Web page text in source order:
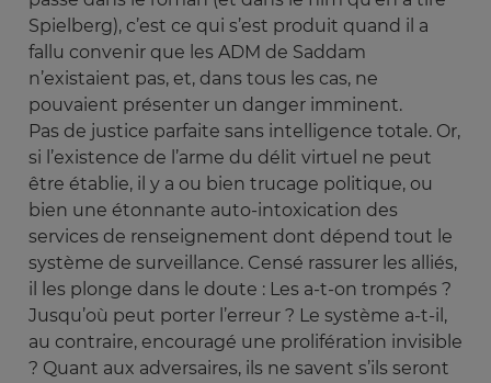
Spielberg), c’est ce qui s’est produit quand il a
fallu convenir que les ADM de Saddam
n’existaient pas, et, dans tous les cas, ne
pouvaient présenter un danger imminent.
Pas de justice parfaite sans intelligence totale. Or,
si l’existence de l’arme du délit virtuel ne peut
être établie, il y a ou bien trucage politique, ou
bien une étonnante auto-intoxication des
services de renseignement dont dépend tout le
système de surveillance. Censé rassurer les alliés,
il les plonge dans le doute : Les a-t-on trompés ?
Jusqu’où peut porter l’erreur ? Le système a-t-il,
au contraire, encouragé une prolifération invisible
? Quant aux adversaires, ils ne savent s’ils seront